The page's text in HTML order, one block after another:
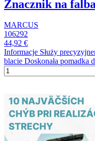
Znacznik na
MARCUS
106292
44,92 €
Informacje Służy
blacie Doskonała pomadka